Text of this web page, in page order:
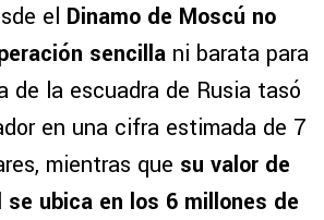
el Dinamo de Moscú no
sencilla ni barata para
de la escuadra de Rusia tasó
en una cifra estimada de 7
mientras que su valor de
ubica en los 6 millones de